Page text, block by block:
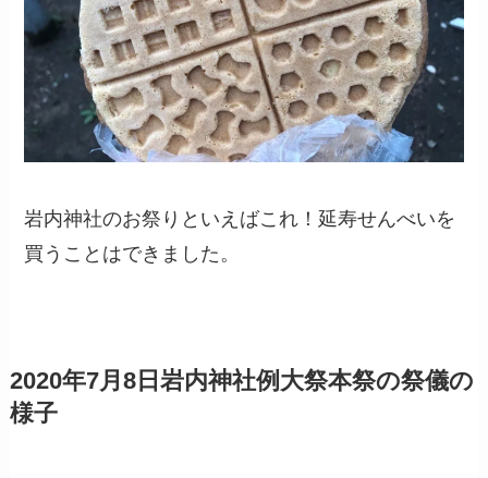
岩内神社のお祭りといえばこれ！延寿せんべいを
買うことはできました。
2020年7月8日岩内神社例大祭本祭の祭儀の
様子